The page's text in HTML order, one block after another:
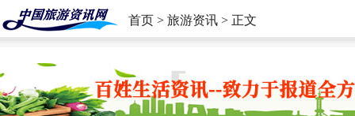
首页 > 旅游资讯 > 正文